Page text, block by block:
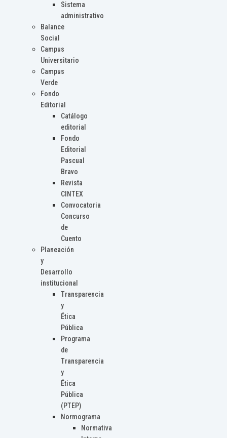
Sistema
administrativo
Balance
Social
Campus
Universitario
Campus
Verde
Fondo
Editorial
Catálogo
editorial
Fondo
Editorial
Pascual
Bravo
Revista
CINTEX
Convocatoria
Concurso
de
Cuento
Planeación
y
Desarrollo
institucional
Transparencia
y
Ética
Pública
Programa
de
Transparencia
y
Ética
Pública
(PTEP)
Normograma
Normativa